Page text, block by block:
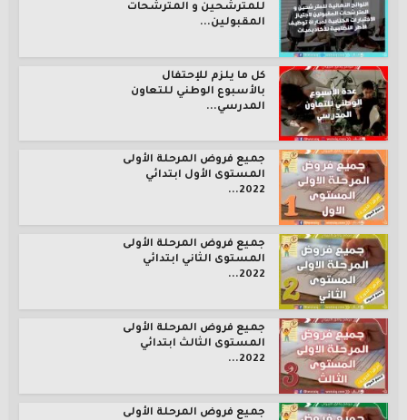
للمترشحين و المترشحات
المقبولين...
كل ما يلزم للإحتفال
بالأسبوع الوطني للتعاون
المدرسي...
جميع فروض المرحلة الأولى
المستوى الأول ابتدائي
2022...
جميع فروض المرحلة الأولى
المستوى الثاني ابتدائي
2022...
جميع فروض المرحلة الأولى
المستوى الثالث ابتدائي
2022...
جميع فروض المرحلة الأولى